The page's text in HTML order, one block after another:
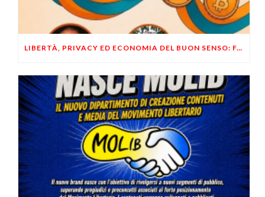
LIBERTÀ, PRIVACY ED ECONOMIA DEL BUON SENSO: FACCO E MUSUMECI A CASALECCHIO DI RENO (BO)